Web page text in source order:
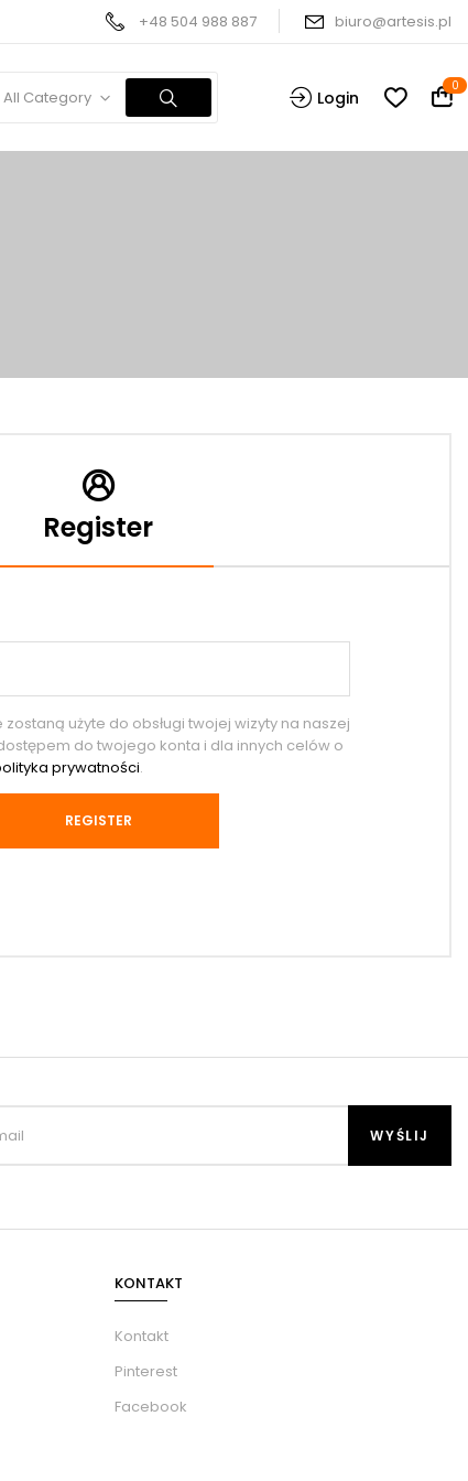
+48 504 988 887 biuro@artesis.pl
All Category Login
0
Register
użyte do obsługi twojej wizyty na naszej
do twojego konta i dla innych celów o
prywatności.
KONTAKT
Kontakt
Pinterest
Facebook